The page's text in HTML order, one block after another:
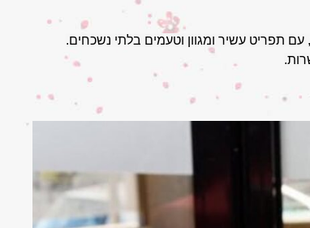
תפריט עשיר ומגוון וטעמים בלתי נשכחים.